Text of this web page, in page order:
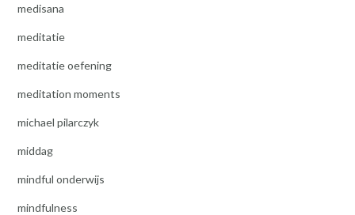
medisana
meditatie
meditatie oefening
meditation moments
michael pilarczyk
middag
mindful onderwijs
mindfulness